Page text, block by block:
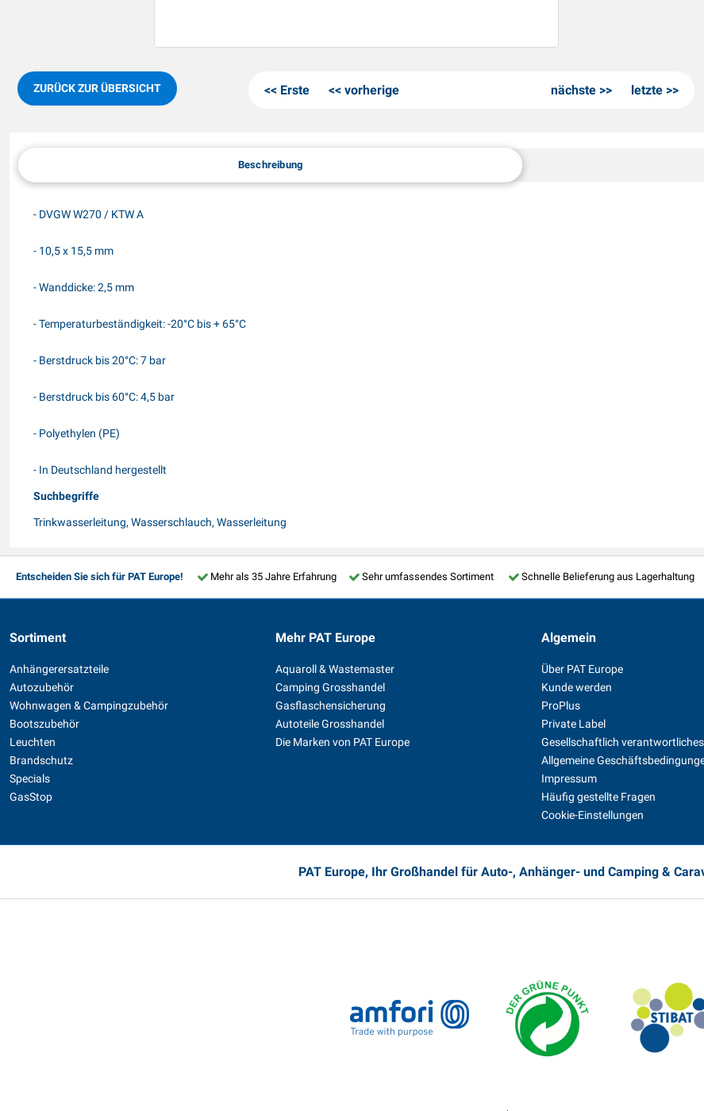
ZURÜCK ZUR ÜBERSICHT Erste vorherige nächste letzte
Beschreibung
- DVGW W270 / KTW A
- 10,5 x 15,5 mm
- Wanddicke: 2,5 mm
- Temperaturbeständigkeit: -20°C bis + 65°C
- Berstdruck bis 20°C: 7 bar
- Berstdruck bis 60°C: 4,5 bar
- Polyethylen (PE)
- In Deutschland hergestellt
Suchbegriffe
Trinkwasserleitung, Wasserschlauch, Wasserleitung
Entscheiden Sie sich für PAT Europe! Mehr als 35 Jahre Erfahrung Sehr umfassendes Sortiment Schnelle Belieferung aus Lagerhaltung
Sortiment
Anhängerersatzteile
Autozubehör
Wohnwagen & Campingzubehör
Bootszubehör
Leuchten
Brandschutz
Specials
GasStop
Mehr PAT Europe
Aquaroll & Wastemaster
Camping Grosshandel
Gasflaschensicherung
Autoteile Grosshandel
Die Marken von PAT Europe
Algemein
Über PAT Europe
Kunde werden
ProPlus
Private Label
Gesellschaftlich
Allgemeine
Impressum
Häufig gestellte Fragen
Cookie-Einstellungen
PAT Europe, Ihr Großhandel für Auto-, Anhänger- und Camping &